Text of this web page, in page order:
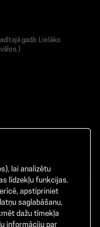
gadā: Lielāko
Instagram
lai analizētu
līdzekļu funkcijas.
apstipriniet
saglabāšanu,
dažu tīmekļa
informāciju par